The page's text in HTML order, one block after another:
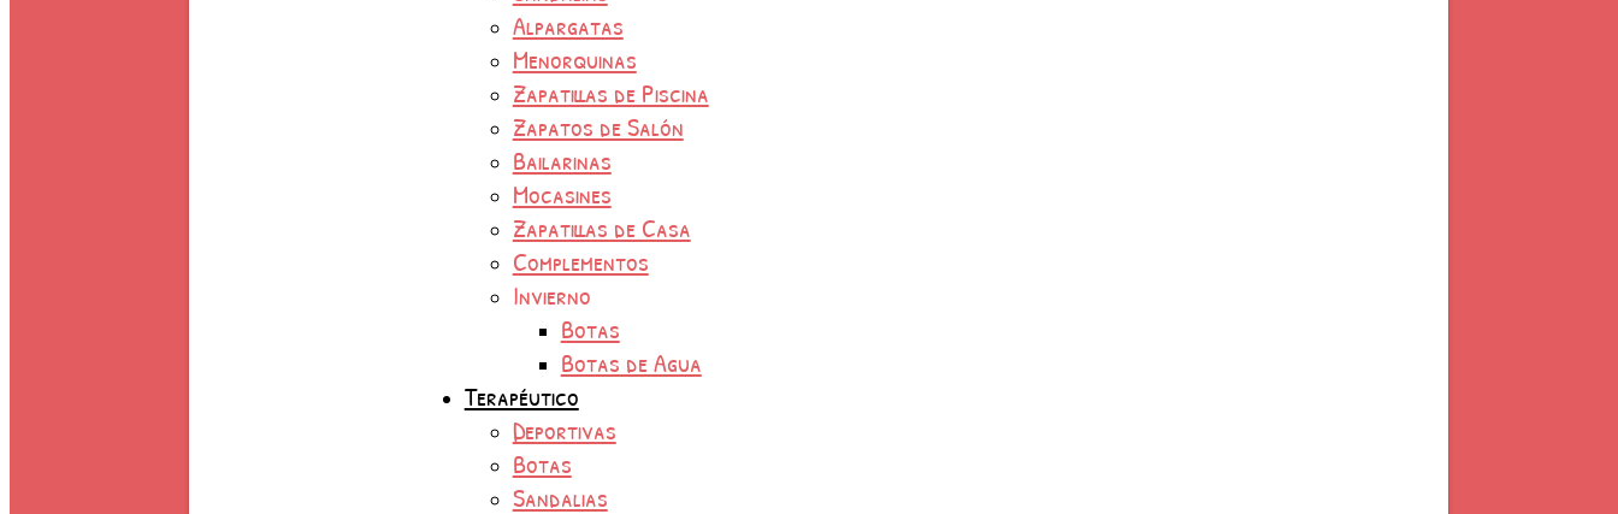
Alpargatas
Menorquinas
Zapatillas de Piscina
Zapatos de Salón
Bailarinas
Mocasines
Zapatillas de Casa
Complementos
Invierno
Botas
Botas de Agua
Terapéutico
Deportivas
Botas
Sandalias